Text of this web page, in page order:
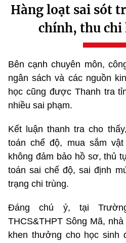
Hàng loạt sai sót
chính, thu chi
Bên cạnh chuyên môn,
ngân sách và các nguồn
học cũng được Thanh tra
nhiều sai phạm.
Kết luận thanh tra cho
toán chế độ, mua sắm
không đảm bảo hồ sơ, thủ
toán sai chế độ, sai định
trạng chi trùng.
Đáng chú ý, tại
THCS&THPT Sông Mã,
khen thưởng cho học sinh